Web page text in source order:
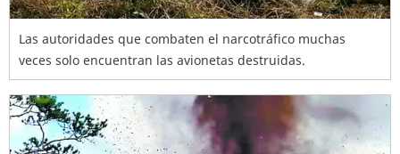
Las autoridades que combaten el narcotráfico muchas
veces solo encuentran las avionetas destruidas.